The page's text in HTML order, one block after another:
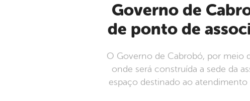
Governo de Cabrobó realiza limpeza de terreno que servirá
de ponto de
O Governo de Cabrobó, por meio
onde será construída a sede da
espaço destinado ao